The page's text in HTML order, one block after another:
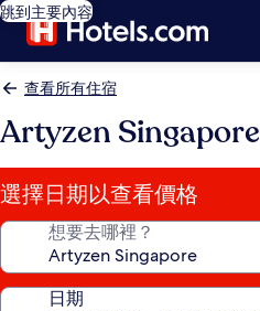
跳到主要內容
查看所有住宿
Artyzen Singapore
選擇日期以查看價格
想要去哪裡？
日期